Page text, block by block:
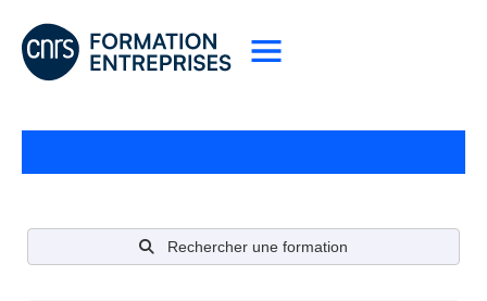
Rechercher une formation